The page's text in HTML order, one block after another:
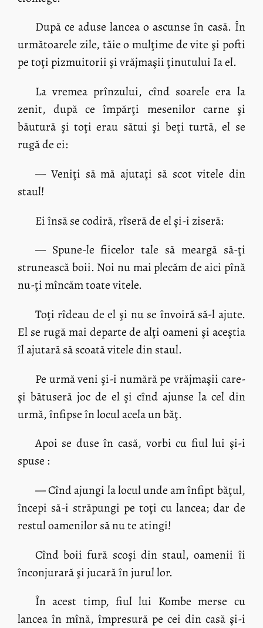
După ce aduse lancea o ascunse în casă. În
următoarele zile, tăie o mulţime de vite şi pofti
pe toţi pizmuitorii şi vrăjmaşii ţinutului Ia el.
La vremea prînzului, cînd soarele era la
zenit, după ce împărţi mesenilor carne şi
băutură şi toţi erau sătui şi beţi turtă, el se
rugă de ei:
— Veniţi să mă ajutaţi să scot vitele din
staul!
Ei însă se codiră, rîseră de el şi-i ziseră:
— Spune-le fiicelor tale să meargă să-ţi
strunească boii. Noi nu mai plecăm de aici pînă
nu-ţi mîncăm toate vitele.
Toţi rîdeau de el şi nu se învoiră să-l ajute.
El se rugă mai departe de alţi oameni şi aceştia
îl ajutară să scoată vitele din staul.
Pe urmă veni şi-i numără pe vrăjmaşii care-
şi bătuseră joc de el şi cînd ajunse la cel din
urmă, înfipse în locul acela un băţ.
Apoi se duse în casă, vorbi cu fiul lui şi-i
spuse :
— Cînd ajungi la locul unde am înfipt băţul,
începi să-i străpungi pe toţi cu lancea; dar de
restul oamenilor să nu te atingi!
Cînd boii fură scoşi din staul, oamenii îi
înconjurară şi jucară în jurul lor.
În acest timp, fiul lui Kombe merse cu
lancea în mînă, împresură pe cei din casă şi-i